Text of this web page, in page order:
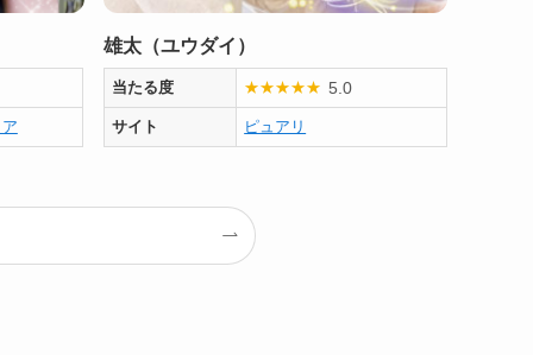
雄太（ユウダイ）
当たる度 ★★★★★ 5.0
サイト ピュアリ